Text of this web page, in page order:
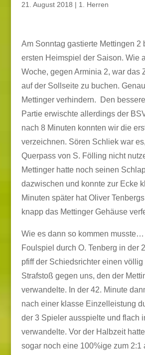
21. August 2018 | 1. Herren
Am Sonntag gastierte Mettingen 2
ersten Heimspiel der Saison. Wie
Woche, gegen Arminia 2, war das
auf der Sollseite zu buchen.
Mettinger verhindern. Den
Partie erwischte allerdings der
nach 8 Minuten konnten wir die
verzeichnen. Sören Schliek war
Querpass von S. Fölling nicht
Mettinger hatte noch seinen
dazwischen und konnte zur Ecke
Minuten später hat Oliver
knapp das Mettinger Gehäuse
Wie es dann so kommen
Foulspiel durch O. Tenberg in der
pfiff der Schiedsrichter einen völlig
Strafstoß gegen uns, den der
verwandelte. In der 42. Minute
nach einer klasse Einzelleistung
der 3 Spieler ausspielte und flach
verwandelte. Vor der Halbzeit
sogar noch eine 100%ige zum 2:1